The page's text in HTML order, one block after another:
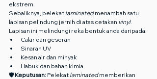
ekstrem.
Sebaliknya, pelekat laminated menambah satu
lapisan pelindung jernih di atas cetakan vinyl.
Lapisan ini melindungi reka bentuk anda daripada:
Calar dan geseran
Sinaran UV
Kesan air dan minyak
Habuk dan bahan kimia
🛡️ Keputusan: Pelekat laminated memberikan